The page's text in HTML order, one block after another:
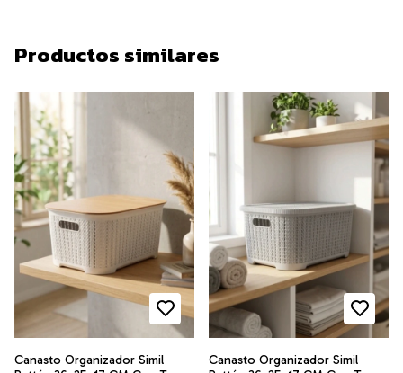
Productos similares
Canasto Organizador Simil
Canasto Organizador Simil